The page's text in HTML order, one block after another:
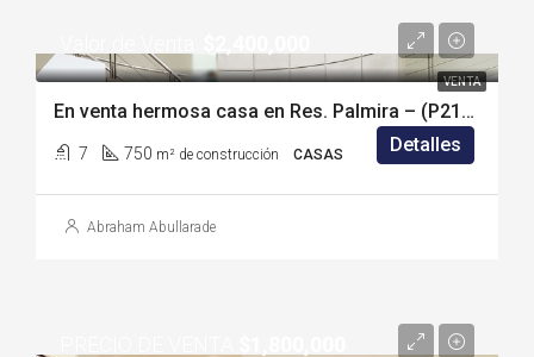
VENTA
En venta hermosa casa en Res. Palmira – (P2138H)
7 750 m² de construcción CASAS Detalles
Abraham Abullarade